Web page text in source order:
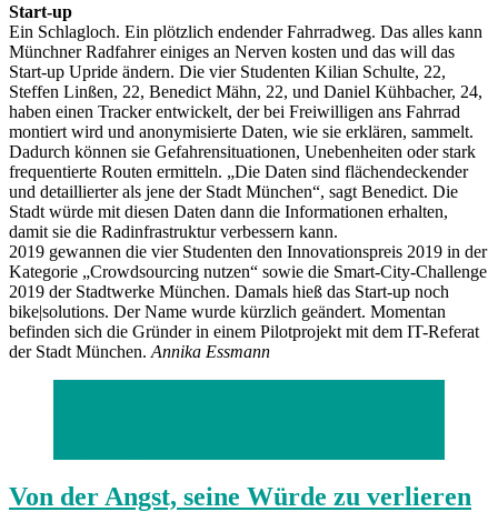
Start-up
Ein Schlagloch. Ein plötzlich endender Fahrradweg. Das alles kann
Münchner Radfahrer einiges an Nerven kosten und das will das
Start-up Upride ändern. Die vier Studenten Kilian Schulte, 22,
Steffen Linßen, 22, Benedict Mähn, 22, und Daniel Kühbacher, 24,
haben einen Tracker entwickelt, der bei Freiwilligen ans Fahrrad
montiert wird und anonymisierte Daten, wie sie erklären, sammelt.
Dadurch können sie Gefahrensituationen, Unebenheiten oder stark
frequentierte Routen ermitteln. „Die Daten sind flächendeckender
und detaillierter als jene der Stadt München“, sagt Benedict. Die
Stadt würde mit diesen Daten dann die Informationen erhalten,
damit sie die Radinfrastruktur verbessern kann.
2019 gewannen die vier Studenten den Innovationspreis 2019 in der
Kategorie „Crowdsourcing nutzen“ sowie die Smart-City-Challenge
2019 der Stadtwerke München. Damals hieß das Start-up noch
bike|solutions. Der Name wurde kürzlich geändert. Momentan
befinden sich die Gründer in einem Pilotprojekt mit dem IT-Referat
der Stadt München. Annika Essmann
Von der Angst, seine Würde zu verlieren